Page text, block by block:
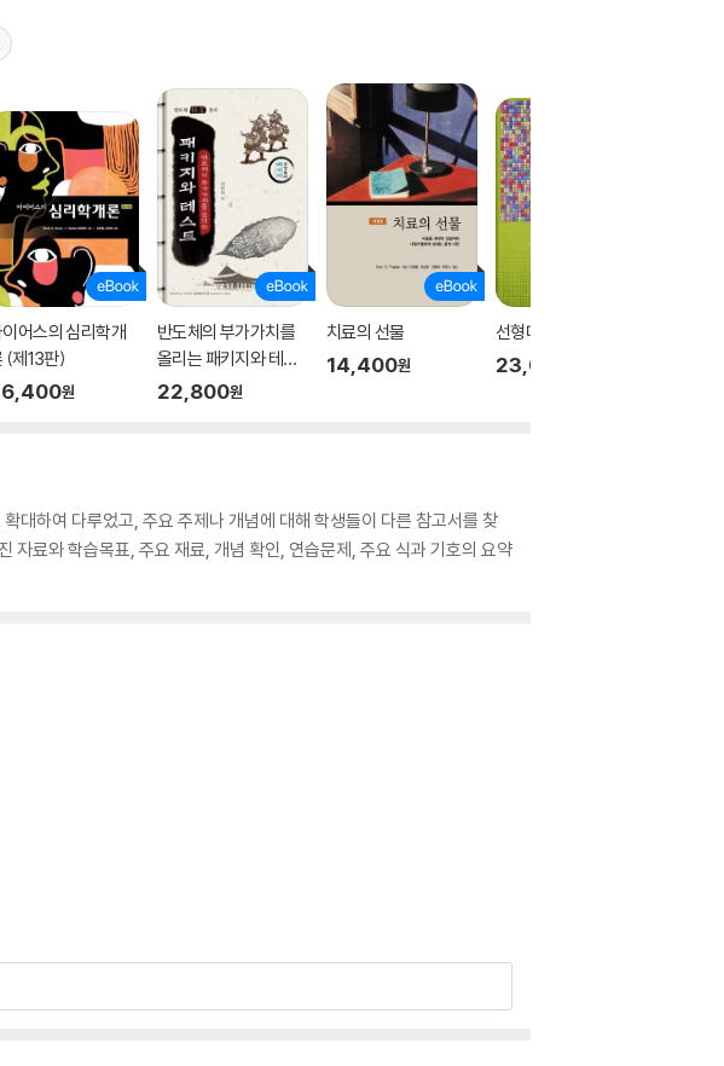
이어스의 심리학개
(제13판)
원
반도체의 부가가치를
올리는 패키지와 테스
트
22,800원
치료의 선물
14,400원
선형대수와 군
23,000
대하여 다루었고, 주요 주제나 개념에 대해 학생들이 다른 참고서를 찾
자료와 학습목표, 주요 재료, 개념 확인, 연습문제, 주요 식과 기호의 요약